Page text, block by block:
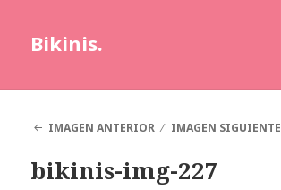
Bikinis.
IMAGEN ANTERIOR
IMAGEN SIGUIENTE
bikinis-img-227